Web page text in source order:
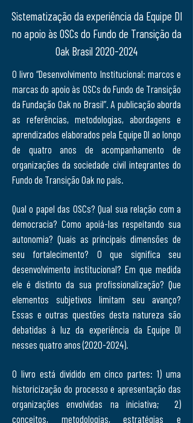
Sistematização da experiência da Equipe DI
no apoio às OSCs do Fundo de Transição da
Oak Brasil 2020-2024
O livro “Desenvolvimento Institucional: marcos e
marcas do apoio às OSCs do Fundo de Transição
da Fundação Oak no Brasil”. A publicação aborda
as referências, metodologias, abordagens e
aprendizados elaborados pela Equipe DI ao longo
de quatro anos de acompanhamento de
organizações da sociedade civil integrantes do
Fundo de Transição Oak no país.
Qual o papel das OSCs? Qual sua relação com a
democracia? Como apoiá-las respeitando sua
autonomia? Quais as principais dimensões de
seu fortalecimento? O que significa seu
desenvolvimento institucional? Em que medida
ele é distinto da sua profissionalização? Que
elementos subjetivos limitam seu avanço?
Essas e outras questões desta natureza são
debatidas à luz da experiência da Equipe DI
nesses quatro anos(2020-2024).
O livro está dividido em cinco partes: 1) uma
historicização do processo e apresentação das
organizações envolvidas na iniciativa; 2)
conceitos, metodologias, estratégias e